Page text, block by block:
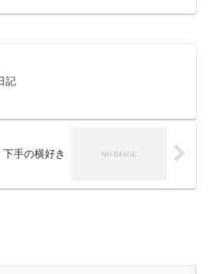
持つ姿がよくでている...
記
下手の横好き